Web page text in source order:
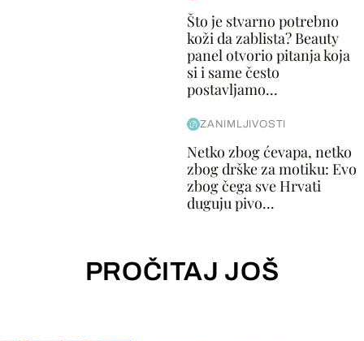
Što je stvarno potrebno
koži da zablista? Beauty
panel otvorio pitanja koja
si i same često
postavljamo...
ZANIMLJIVOSTI
Netko zbog ćevapa, netko
zbog drške za motiku: Evo
zbog čega sve Hrvati
duguju pivo...
PROČITAJ JOŠ